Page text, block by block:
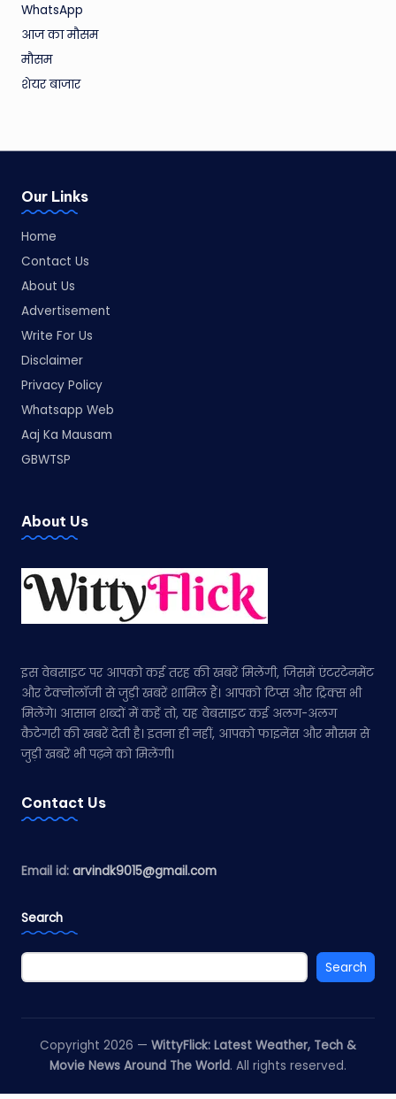
WhatsApp
आज का मौसम
मौसम
शेयर बाजार
Our Links
Home
Contact Us
About Us
Advertisement
Write For Us
Disclaimer
Privacy Policy
Whatsapp Web
Aaj Ka Mausam
GBWTSP
About Us
इस वेबसाइट पर आपको कई तरह की खबरें मिलेंगी, जिसमें एंटरटेनमेंट
और टेक्नोलॉजी से जुड़ी खबरें शामिल हैं। आपको टिप्स और ट्रिक्स भी
मिलेंगे। आसान शब्दों में कहें तो, यह वेबसाइट कई अलग-अलग
कैटेगरी की खबरें देती है। इतना ही नहीं, आपको फाइनेंस और मौसम से
जुड़ी खबरें भी पढ़ने को मिलेंगी।
Contact Us
Email id: arvindk9015@gmail.com
Search
Search
Copyright 2026 — WittyFlick: Latest Weather, Tech &
Movie News Around The World. All rights reserved.